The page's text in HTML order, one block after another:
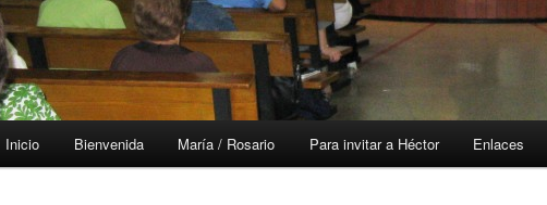
Inicio Bienvenida María / Rosario Para invitar a Héctor Enlaces